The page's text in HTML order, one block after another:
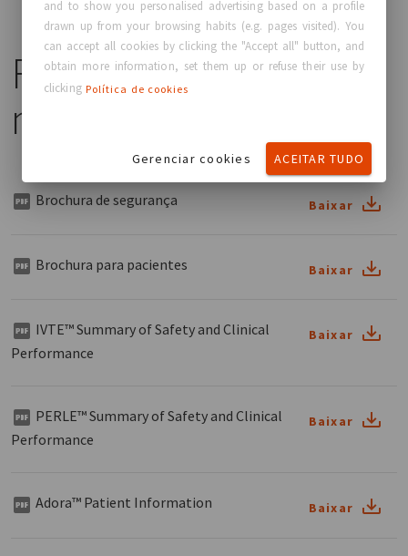
Faça download de
mais
Brochura de segurança Baixar
Brochura para pacientes Baixar
IVTE™ Summary of Safety and Clinical
Performance
Baixar
PERLE™ Summary of Safety and Clinical
Performance
Baixar
Adora™ Patient Information Baixar
and to show you personalised advertising based on a profile
drawn up from your browsing habits (e.g. pages visited). You
can accept all cookies by clicking the "Accept all" button, and
obtain more information, set them up or refuse their use by
clicking Política de cookies
Gerenciar cookies ACEITAR TUDO